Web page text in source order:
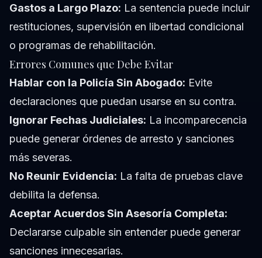
Gastos a Largo Plazo: La sentencia puede incluir
restituciones, supervisión en libertad condicional
o programas de rehabilitación.
Errores Comunes que Debe Evitar
Hablar con la Policía Sin Abogado: Evite
declaraciones que puedan usarse en su contra.
Ignorar Fechas Judiciales: La incomparecencia
puede generar órdenes de arresto y sanciones
más severas.
No Reunir Evidencia: La falta de pruebas clave
debilita la defensa.
Aceptar Acuerdos Sin Asesoría Completa:
Declararse culpable sin entender puede generar
sanciones innecesarias.